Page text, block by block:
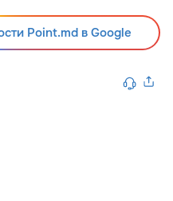
Point.md в Google